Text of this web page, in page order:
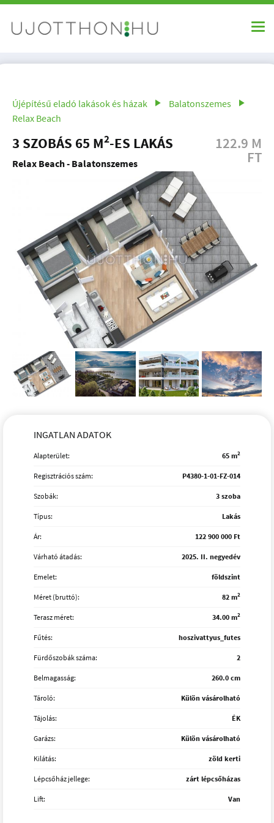
Újépítésű eladó lakások és házak
Balatonszemes
Relax Beach
3 SZOBÁS 65 M2-ES LAKÁS
Relax Beach - Balatonszemes
122.9 M
FT
INGATLAN ADATOK
Alapterület: 65 m2
Regisztrációs szám: P4380-1-01-FZ-014
Szobák: 3 szoba
Típus: Lakás
Ár: 122 900 000 Ft
Várható átadás: 2025. II. negyedév
Emelet: földszint
Méret (bruttó): 82 m2
Terasz méret: 34.00 m2
Fűtés: hoszivattyus_futes
Fürdőszobák száma: 2
Belmagasság: 260.0 cm
Tároló: Külön vásárolható
Tájolás: ÉK
Garázs: Külön vásárolható
Kilátás: zöld kerti
Lépcsőház jellege: zárt lépcsőházas
Lift: Van